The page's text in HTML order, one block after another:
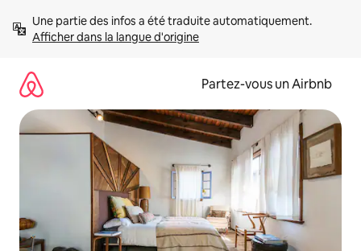
directement
Afficher dans la langue d'origine
Partez-vous un Airbnb